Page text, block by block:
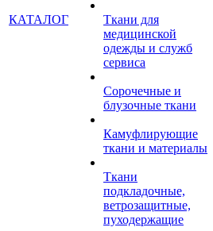
КАТАЛОГ
Ткани для
медицинской
одежды и служб
сервиса
Сорочечные и
блузочные ткани
Камуфлирующие
ткани и материалы
Ткани
подкладочные,
ветрозащитные,
пуходержащие